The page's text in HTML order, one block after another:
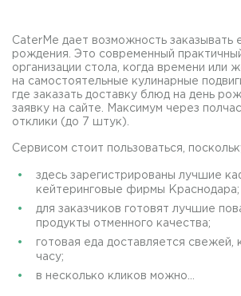
CaterMe дает возможность заказывать
рождения. Это современный
организации стола, когда времени или
на самостоятельные кулинарные
где заказать доставку блюд на день
заявку на сайте. Максимум через
отклики (до 7 штук).
Сервисом стоит пользоваться,
здесь зарегистрированы лучшие
кейтеринговые фирмы Краснодара;
для заказчиков готовят лучшие
продукты отменного качества;
готовая еда доставляется свежей,
часу;
в несколько кликов можно...